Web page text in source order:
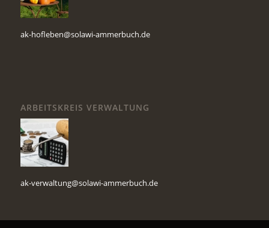
ak-hofleben@solawi-ammerbuch.de
ARBEITSKREIS VERWALTUNG
ak-verwaltung@solawi-ammerbuch.de